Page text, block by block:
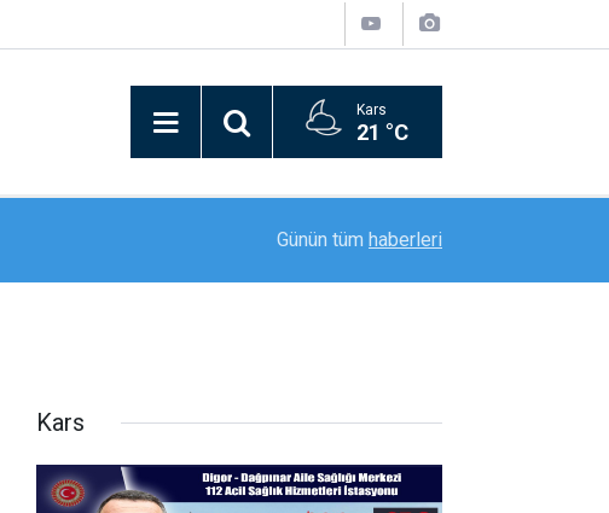
Kars
21 °C
Yeni aldığı motosikletle kaza yapan genç
Günün tüm haberleri
Kars